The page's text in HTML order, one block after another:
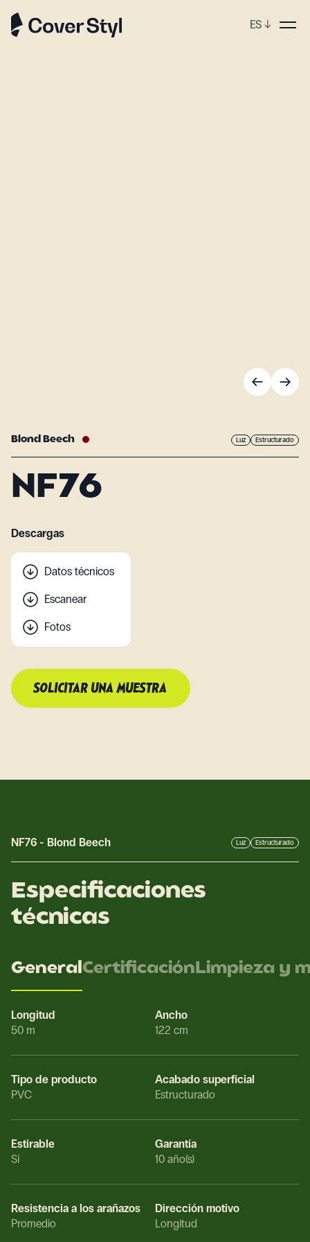
ES ↓
Blond Beech Luz Estructurado
NF76
Descargas
Datos técnicos
Escanear
Fotos
SOLICITAR UNA MUESTRA
NF76 - Blond Beech Luz Estructurado
Especificaciones
técnicas
GeneralCertificaciónLimpieza y
Longitud
50 m
Ancho
122 cm
Tipo de producto
PVC
Acabado superficial
Estructurado
Estirable
Sí
Garantía
10 año(s)
Resistencia a los arañazos
Promedio
Dirección motivo
Longitud